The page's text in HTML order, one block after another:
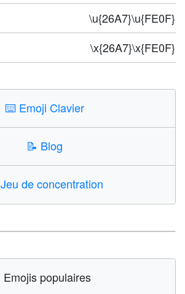
\u{26A7}\u{FE0F}
\x{26A7}\x{FE0F}
⌨️ Emoji Clavier
📝 Blog
Jeu de concentration
Emojis populaires